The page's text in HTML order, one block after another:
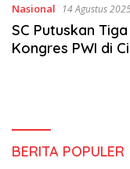
Nasional 14 Agustus
SC Putuskan
Kongres PWI di
BERITA POPULER